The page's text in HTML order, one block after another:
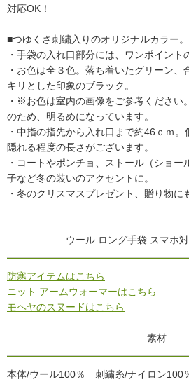
対応OK！
■つゆくさ刺繍入りのオリジナルカラー。
・手袋の入れ口部分には、ワンポイント
・お色は全３色。落ち着いたグリーン、
キリとした印象のブラック。
・※お色は室内の画像をご参考ください
のため、明るめになっています。
・中指の指先から入れ口まで約46ｃｍ
隠れる程度の長さがございます。
・コートやポンチョ、ストール（ショ
子など冬の装いのアクセントに。
・冬のクリスマスプレゼント、贈り物に
ウール ロング手袋 スマホ
防寒アイテムはこちら
ニット アームウォーマーはこちら
モヘヤのスヌードはこちら
素材
本体/ウール100％ 刺繍糸/ナイロン100